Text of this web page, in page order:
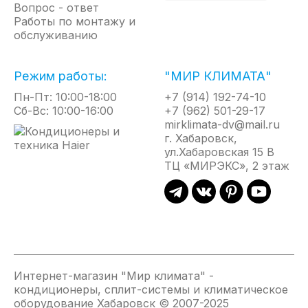
Угольный фильтр*;
LTC-фильтр*
Вопрос - ответ
Работы по монтажу и
обслуживанию
Режим работы:
Пн-Пт: 10:00-18:00
Сб-Вс: 10:00-16:00
"МИР КЛИМАТА"
+7 (914) 192-74-10
+7 (962) 501-29-17
mirklimata-dv@mail.ru
г. Хабаровск,
ул.Хабаровская 15 В
ТЦ «МИРЭКС», 2 этаж
Интернет-магазин "Мир климата" -
кондиционеры, сплит-системы и климатическое
оборудование Хабаровск © 2007-2025